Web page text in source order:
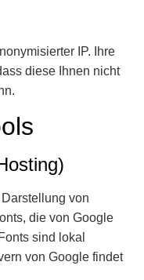
IP. Ihre
diese Ihnen nicht
von
die von Google
sind lokal
von Google findet